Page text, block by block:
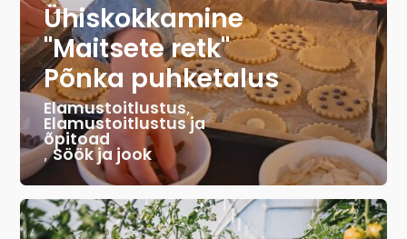
Ühiskokkamine
"Maitsete retk"
Põnka puhketalus
Elamustoitlustus,
Elamustoitlustus ja
õpitoad
,Söök ja jook